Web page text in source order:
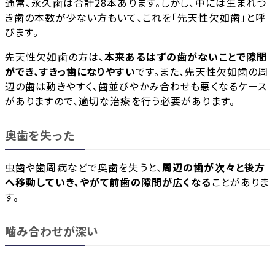
き歯の本数が少ない方もいて、これを「先天性欠如歯」と呼
びます。
先天性欠如歯の方は、本来あるはずの歯がないことで隙間
ができ、すきっ歯になりやすいです。また、先天性欠如歯の周
辺の歯は動きやすく、歯並びやかみ合わせも悪くなるケース
がありますので、適切な治療を行う必要があります。
奥歯を失った
虫歯や歯周病などで奥歯を失うと、周辺の歯が次々と後方
へ移動していき、やがて前歯の隙間が広くなることがありま
す。
噛み合わせが深い